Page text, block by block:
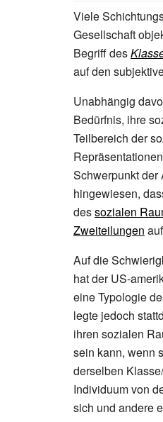
Viele
Gesellschaft
Begriff des
auf den
Unabhängig
Bedürfnis, ihre
Teilbereich der
Schwerpunkt der
hingewiesen,
dessozialen
Zweiteilungen
Auf die
hat der US-
eine Typologie
legte jedoch
ihren sozialen
sein kann, wenn
derselben
Individuum von
sich und andere